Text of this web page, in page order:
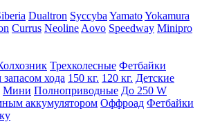
Dualtron Syccyba YamatoYokamura
Currus Neoline Aovo Speedway Minipro
Трехколесные Фетбайки
хода 150 кг. 120 кг. Детские
Мини Полноприводные До 250 W
аккумулятором Оффроад Фетбайки